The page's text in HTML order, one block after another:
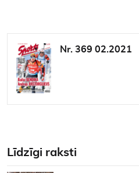
Nr. 369 02.2021
Līdzīgi raksti